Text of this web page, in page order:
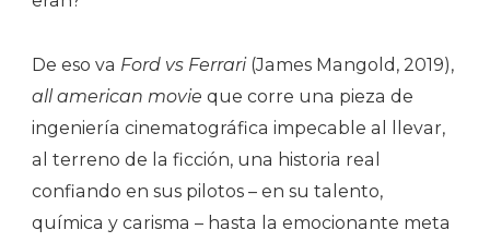
De eso va Ford vs Ferrari(James Mangold, 2019),
all american movie que corre una pieza de
ingeniería cinematográfica impecable al llevar,
al terreno de la ficción, una historia real
confiando en sus pilotos – en su talento,
química y carisma – hasta la emocionante meta